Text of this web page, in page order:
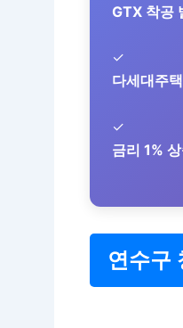
GTX 착공
✓
다세대주
✓
금리 1%
연수구